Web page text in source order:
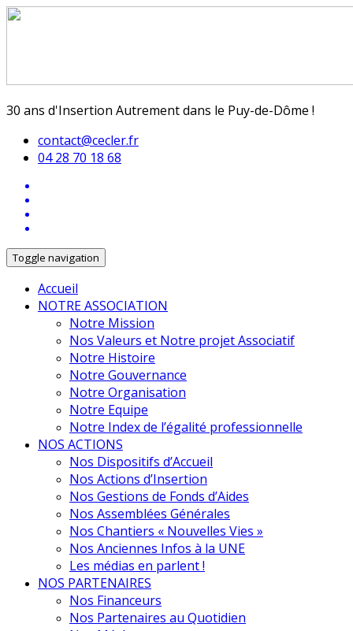
30 ans d'Insertion Autrement dans le Puy-de-Dôme !
contact@cecler.fr
04 28 70 18 68
Toggle navigation
Accueil
NOTRE ASSOCIATION
Notre Mission
Nos Valeurs et Notre projet Associatif
Notre Histoire
Notre Gouvernance
Notre Organisation
Notre Equipe
Notre Index de l’égalité professionnelle
NOS ACTIONS
Nos Dispositifs d’Accueil
Nos Actions d’Insertion
Nos Gestions de Fonds d’Aides
Nos Assemblées Générales
Nos Chantiers « Nouvelles Vies »
Nos Anciennes Infos à la UNE
Les médias en parlent !
NOS PARTENAIRES
Nos Financeurs
Nos Partenaires au Quotidien